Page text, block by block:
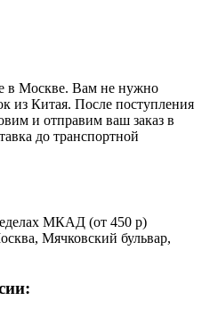
в Москве. Вам не нужно
из Китая. После поступления
и отправим ваш заказ в
до транспортной
МКАД (от 450 р)
Мячковский бульвар,